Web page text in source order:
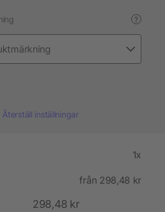
?
Återställ inställningar
1x
från 298,48 kr
298,48 kr